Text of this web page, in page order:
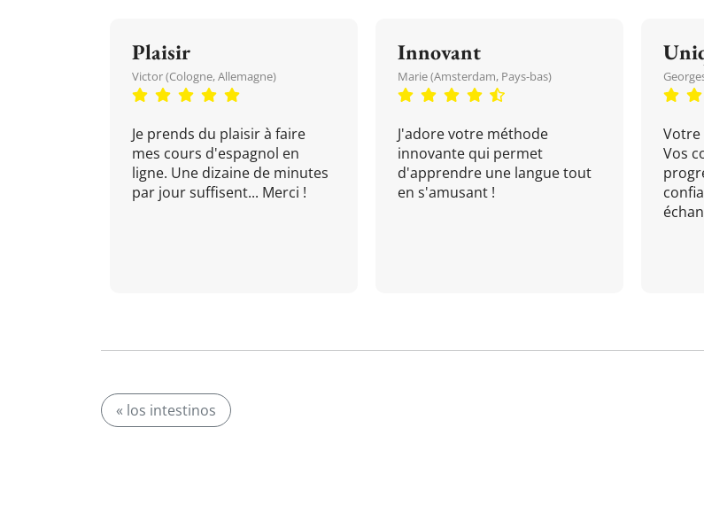
Plaisir
Victor (Cologne, Allemagne)
Je prends du plaisir à faire
mes cours d'espagnol en
ligne. Une dizaine de minutes
par jour suffisent... Merci !
Innovant
Marie (Amsterdam, Pays-bas)
J'adore votre méthode
innovante qui permet
d'apprendre une langue tout
en s'amusant !
Votre
Vos
« los intestinos